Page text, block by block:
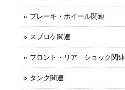
ブレーキ・ホイール関連
スプロケ関連
フロント・リア ショック関連
タンク関連